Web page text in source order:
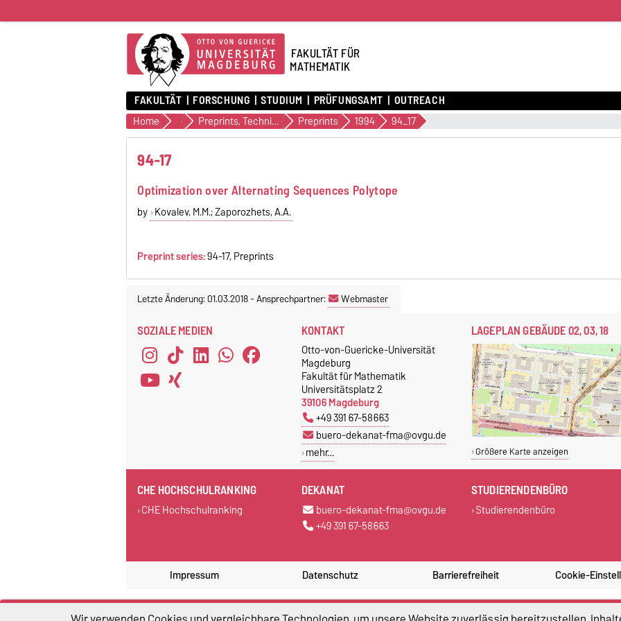
FAKULTÄT FÜR
MATHEMATIK
FAKULTÄT FORSCHUNG STUDIUM PRÜFUNGSAMT OUTREACH
Home Veröffentlichungen Preprints, Technical Reports (alte Version) Preprints 1994 94_17
94-17
Optimization over Alternating Sequences Polytope
by Kovalev, M.M.; Zaporozhets, A.A.
Preprint series:94-17, Preprints
Letzte Änderung: 01.03.2018-Ansprechpartner: Webmaster
SOZIALE MEDIEN KONTAKT
Otto-von-Guericke-Universität
Magdeburg
Fakultät für Mathematik
Universitätsplatz 2
39106 Magdeburg
+49 391 67-58663
buero-dekanat-fma@ovgu.de
mehr…
LAGEPLAN GEBÄUDE 02, 03, 18
Größere Karte anzeigen
CHE HOCHSCHULRANKING
CHE Hochschulranking
DEKANAT
buero-dekanat-fma@ovgu.de
+49 391 67-58663
STUDIERENDENBÜRO
Studierendenbüro
Impressum Datenschutz Barrierefreiheit Cookie-